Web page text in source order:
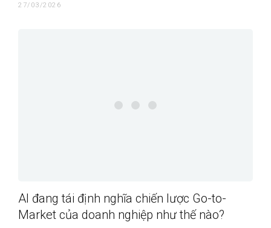
27/03/2026
AI đang tái định nghĩa chiến lược Go-to-
Market của doanh nghiệp như thế nào?